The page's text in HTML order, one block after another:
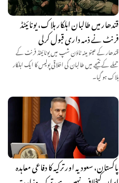
قندھار میں طالبان اہلکار ہلاک، یونائیٹڈ
فرنٹ نے ذمہ داری قبول کرلی
قندھار کے عینو مینہ ٹاؤن شپ میں یونائیٹڈ فرنٹ کے
حملے کے نتیجے میں طالبان کی اخلاقی پولیس کا ایک اہلکار
ہلاک ہو گیا۔
پاکستان، سعودیہ اور ترکیہ کا دفاعی معاہدہ